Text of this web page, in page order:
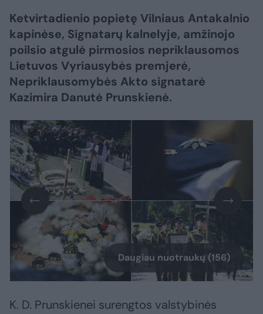
Ketvirtadienio popietę Vilniaus Antakalnio
kapinėse, Signatarų kalnelyje, amžinojo
poilsio atgulė pirmosios nepriklausomos
Lietuvos Vyriausybės premjerė,
Nepriklausomybės Akto signatarė
Kazimira Danutė Prunskienė.
Daugiau nuotraukų (156)
K. D. Prunskienei surengtos valstybinės